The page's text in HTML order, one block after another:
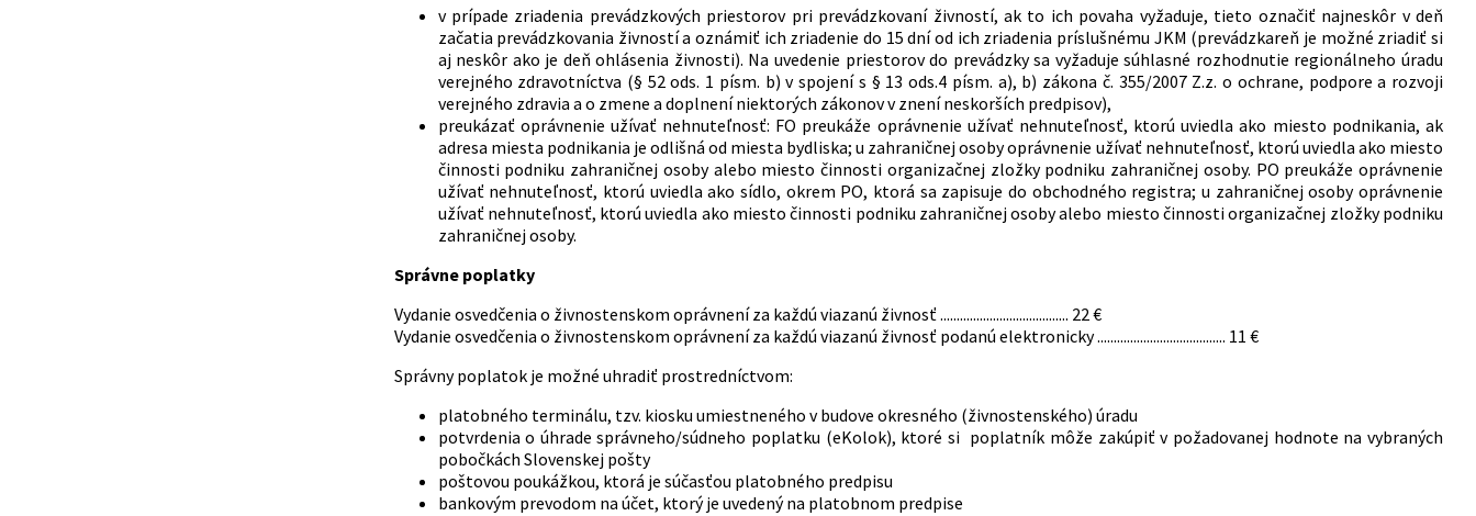
v prípade zriadenia prevádzkových priestorov pri prevádzkovaní živností, ak to ich povaha vyžaduje, tieto označiť najneskôr v deň
začatia prevádzkovania živností a oznámiť ich zriadenie do 15 dní od ich zriadenia príslušnému JKM (prevádzkareň je možné zriadiť si
aj neskôr ako je deň ohlásenia živnosti). Na uvedenie priestorov do prevádzky sa vyžaduje súhlasné rozhodnutie regionálneho úradu
verejného zdravotníctva (§ 52 ods. 1 písm. b) v spojení s § 13 ods.4 písm. a), b) zákona č. 355/2007 Z.z. o ochrane, podpore a rozvoji
verejného zdravia a o zmene a doplnení niektorých zákonov v znení neskorších predpisov),
preukázať oprávnenie užívať nehnuteľnosť: FO preukáže oprávnenie užívať nehnuteľnosť, ktorú uviedla ako miesto podnikania, ak
adresa miesta podnikania je odlišná od miesta bydliska; u zahraničnej osoby oprávnenie užívať nehnuteľnosť, ktorú uviedla ako miesto
činnosti podniku zahraničnej osoby alebo miesto činnosti organizačnej zložky podniku zahraničnej osoby. PO preukáže oprávnenie
užívať nehnuteľnosť, ktorú uviedla ako sídlo, okrem PO, ktorá sa zapisuje do obchodného registra; u zahraničnej osoby oprávnenie
užívať nehnuteľnosť, ktorú uviedla ako miesto činnosti podniku zahraničnej osoby alebo miesto činnosti organizačnej zložky podniku
zahraničnej osoby.
Správne poplatky
Vydanie osvedčenia o živnostenskom oprávnení za každú viazanú živnosť ....................................... 22 €
Vydanie osvedčenia o živnostenskom oprávnení za každú viazanú živnosť podanú elektronicky ....................................... 11 €
Správny poplatok je možné uhradiť prostredníctvom:
platobného terminálu, tzv. kiosku umiestneného v budove okresného (živnostenského) úradu
potvrdenia o úhrade správneho/súdneho poplatku (eKolok), ktoré si poplatník môže zakúpiť v požadovanej hodnote na vybraných
pobočkách Slovenskej pošty
poštovou poukážkou, ktorá je súčasťou platobného predpisu
bankovým prevodom na účet, ktorý je uvedený na platobnom predpise